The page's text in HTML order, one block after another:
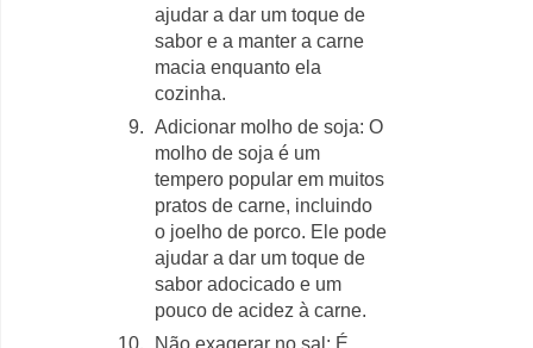
ajudar a dar um toque de
sabor e a manter a carne
macia enquanto ela
cozinha.
Adicionar molho de soja: O
molho de soja é um
tempero popular em muitos
pratos de carne, incluindo
o joelho de porco. Ele pode
ajudar a dar um toque de
sabor adocicado e um
pouco de acidez à carne.
Não exagerar no sal: É